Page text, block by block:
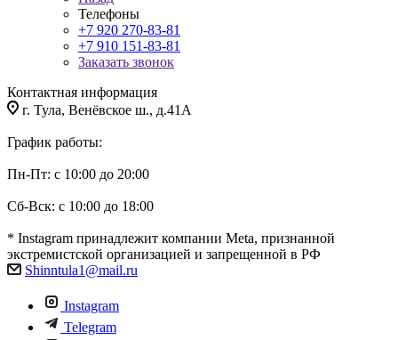
Телефоны
+7 920 270-83-81
+7 910 151-83-81
Заказать звонок
Контактная информация
г. Тула, Венёвское ш., д.41А
График работы:
Пн-Пт: с 10:00 до 20:00
Сб-Вск: с 10:00 до 18:00
* Instagram принадлежит компании Meta, признанной
экстремистской организацией и запрещенной в РФ
Shinntula1@mail.ru
Instagram
Telegram